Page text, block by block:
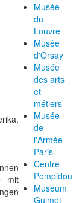
mit
Musée
du
Louvre
Musée
d'Orsay
Musée
des arts
et
métiers
Musée
de
l'Armée
Paris
Centre
Pompidou
Museum
Guimet